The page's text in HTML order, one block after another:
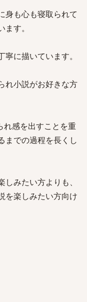
身も心も寝取られて
す。
に描いています。
れ小説がお好きな方
感を出すことを重
までの過程を長くし
みたい方よりも、
を楽しみたい方向け